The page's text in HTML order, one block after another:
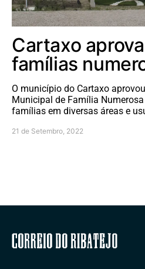
Cartaxo
famílias
O município do Cartaxo
Municipal de Família
famílias em diversas áreas e
21 de Setembro, 2022
Correio do